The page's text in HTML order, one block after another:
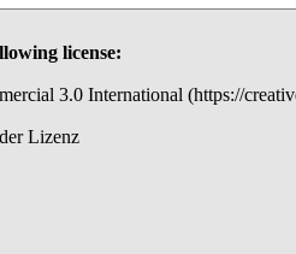
license:
3.0 International
der Lizenz